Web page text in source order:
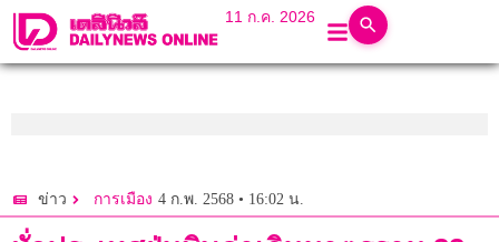
11 ก.ค. 2026
ข่าว การเมือง 4 ก.พ. 2568 • 16:02 น.